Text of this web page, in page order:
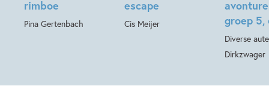
rimboe
Pina Gertenbach
escape
Cis Meijer
groep 5,
Diverse
Dirkzwager